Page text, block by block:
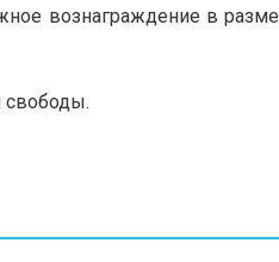
вознаграждение в